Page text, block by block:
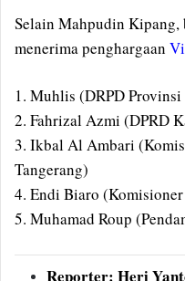
Selain Mahpudin Kipang,
menerima penghargaan
1. Muhlis (DRPD Provinsi
2. Fahrizal Azmi (DPRD
3. Ikbal Al Ambari
Tangerang)
4. Endi Biaro
5. Muhamad Roup
Reporter: Heri